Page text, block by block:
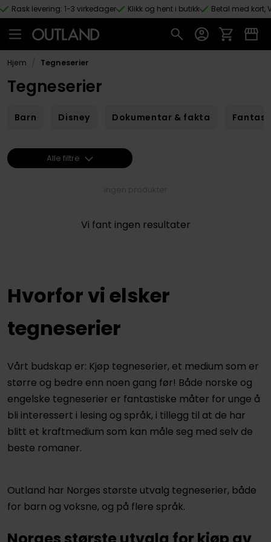
Hopp til hovedinnhold
Rask levering: 1-3 virkedager Klikk og hent i butikk Betal med kort,
Hjem Tegneserier
Tegneserier
Barn Disney Dokumentar & fakta Fantasy
Vi fant ingen resultater
Alle filtre
Hvorfor vi elsker
tegneserier
Vårt budskap er: Kjøp tegneserier, et medium som er
større og bedre enn noen gang før! Både norske og
engelske tegneserier er fantastiske måter for unge å
bli interessert i lesing og språk, i tillegg til at de har
blitt et kraftmedium som kan måle seg med selv de
beste romaner.
Outland har Norges største utvalg tegneserier, både
for barn og voksne, og på flere språk.